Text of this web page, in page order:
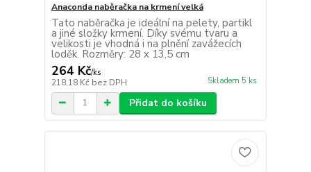
Anaconda naběračka na krmení velká
Tato naběračka je ideální na pelety, partikl
a jiné složky krmení. Díky svému tvaru a
velikosti je vhodná i na plnění zavážecích
loděk. Rozměry: 28 x 13,5 cm
264 Kč/ks
218,18 Kč bez DPH Skladem 5 ks
Přidat do košíku